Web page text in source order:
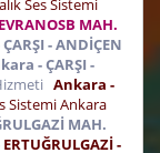
Ses Sistemi
MAH.
- ANDİÇEN
- ÇARŞI -
Ankara -
Sistemi Ankara
MAH.
-